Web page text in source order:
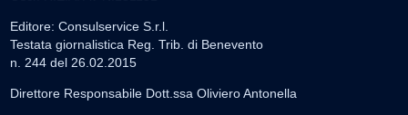
Editore: Consulservice S.r.l.
Testata giornalistica Reg. Trib. di Benevento
n. 244 del 26.02.2015
Direttore Responsabile Dott.ssa Oliviero Antonella